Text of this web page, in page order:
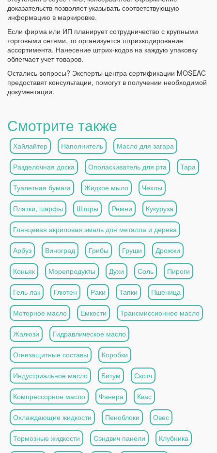
доказательств позволяет указывать соответствующую
информацию в маркировке.
Если фирма или ИП планирует сотрудничество с крупными
торговыми сетями, то организуется штрихкодирование
ассортимента. Нанесение штрих-кодов на каждую упаковку
облегчает учет товаров.
Остались вопросы? Эксперты центра сертификации MOSEAC
предоставят консультации, помогут в получении необходимой
документации.
Смотрите также
Хайлайтер Наполнитель Масло для загара
Разделочная доска Ополаскиватель для рта Тара
Туалетная бумага Жидкое мыло Чехлы
Платки, шарфы Шторы Ремни Кукуруза
Глянцевая акриловая эмаль для металла и дерева
Арбуз Виноград Грибы Груши Дрожжи
Коньяк Морепродукты Духи Соль Пироги
Гель лак Глютен Раки Тапки Пшеница
Моторное масло Емкости Трансмиссионное масло
Жалюзи Гидравлическое масло
Огнезащитные составы Коробки
Индустриальное масло Битум Скотч
Компрессорное масло Фанера Квас
Охлаждающие жидкости Пеноблоки Овес
Тормозные жидкости Сэндвич панели Клубника